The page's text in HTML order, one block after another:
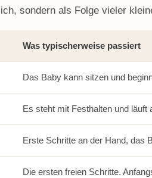
sondern als Folge vieler
Was typischerweise passiert
Das Baby kann sitzen und
Es steht mit Festhalten und läuft
Erste Schritte an der Hand, das
Die ersten freien Schritte.